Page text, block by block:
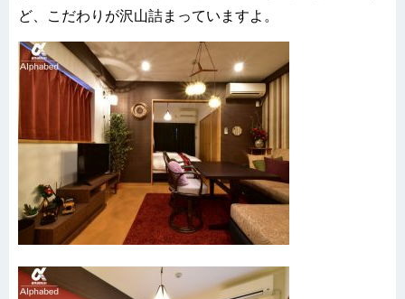
ど、こだわりが沢山詰まっていますよ。